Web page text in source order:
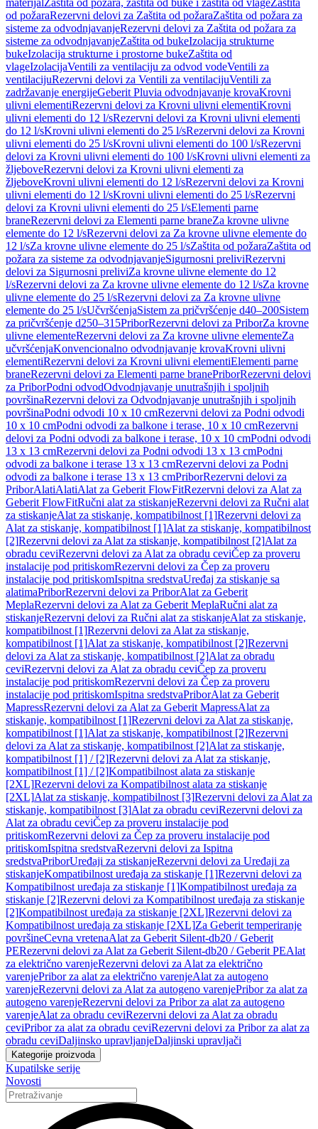
materijalZaštita od požara, zaštita od buke i zaštita od vlageZaštita
od požaraRezervni delovi za Zaštita od požaraZaštita od požara za
sisteme za odvodnjavanjeRezervni delovi za Zaštita od požara za
sisteme za odvodnjavanjeZaštita od bukeIzolacija strukturne
bukeIzolacija strukturne i prostorne bukeZaštita od
vlageIzolacijaVentili za ventilaciju za odvod vodeVentili za
ventilacijuRezervni delovi za Ventili za ventilacijuVentili za
zadržavanje energijeGeberit Pluvia odvodnjavanje krovaKrovni
ulivni elementiRezervni delovi za Krovni ulivni elementiKrovni
ulivni elementi do 12 l/sRezervni delovi za Krovni ulivni elementi
do 12 l/sKrovni ulivni elementi do 25 l/sRezervni delovi za Krovni
ulivni elementi do 25 l/sKrovni ulivni elementi do 100 l/sRezervni
delovi za Krovni ulivni elementi do 100 l/sKrovni ulivni elementi za
žljeboveRezervni delovi za Krovni ulivni elementi za
žljeboveKrovni ulivni elementi do 12 l/sRezervni delovi za Krovni
ulivni elementi do 12 l/sKrovni ulivni elementi do 25 l/sRezervni
delovi za Krovni ulivni elementi do 25 l/sElementi parne
braneRezervni delovi za Elementi parne braneZa krovne ulivne
elemente do 12 l/sRezervni delovi za Za krovne ulivne elemente do
12 l/sZa krovne ulivne elemente do 25 l/sZaštita od požaraZaštita od
požara za sisteme za odvodnjavanjeSigurnosni preliviRezervni
delovi za Sigurnosni preliviZa krovne ulivne elemente do 12
l/sRezervni delovi za Za krovne ulivne elemente do 12 l/sZa krovne
ulivne elemente do 25 l/sRezervni delovi za Za krovne ulivne
elemente do 25 l/sUčvršćenjaSistem za pričvršćenje d40–200Sistem
za pričvršćenje d250–315PriborRezervni delovi za PriborZa krovne
ulivne elementeRezervni delovi za Za krovne ulivne elementeZa
učvršćenjaKonvencionalno odvodnjavanje krovaKrovni ulivni
elementiRezervni delovi za Krovni ulivni elementiElementi parne
braneRezervni delovi za Elementi parne branePriborRezervni delovi
za PriborPodni odvodOdvodnjavanje unutrašnjih i spoljnih
površinaRezervni delovi za Odvodnjavanje unutrašnjih i spoljnih
površinaPodni odvodi 10 x 10 cmRezervni delovi za Podni odvodi
10 x 10 cmPodni odvodi za balkone i terase, 10 x 10 cmRezervni
delovi za Podni odvodi za balkone i terase, 10 x 10 cmPodni odvodi
13 x 13 cmRezervni delovi za Podni odvodi 13 x 13 cmPodni
odvodi za balkone i terase 13 x 13 cmRezervni delovi za Podni
odvodi za balkone i terase 13 x 13 cmPriborRezervni delovi za
PriborAlatiAlatiAlat za Geberit FlowFitRezervni delovi za Alat za
Geberit FlowFitRučni alat za stiskanjeRezervni delovi za Ručni alat
za stiskanjeAlat za stiskanje, kompatibilnost [1]Rezervni delovi za
Alat za stiskanje, kompatibilnost [1]Alat za stiskanje, kompatibilnost
[2]Rezervni delovi za Alat za stiskanje, kompatibilnost [2]Alat za
obradu ceviRezervni delovi za Alat za obradu ceviČep za proveru
instalacije pod pritiskomRezervni delovi za Čep za proveru
instalacije pod pritiskomIspitna sredstvaUređaj za stiskanje sa
alatimaPriborRezervni delovi za PriborAlat za Geberit
MeplaRezervni delovi za Alat za Geberit MeplaRučni alat za
stiskanjeRezervni delovi za Ručni alat za stiskanjeAlat za stiskanje,
kompatibilnost [1]Rezervni delovi za Alat za stiskanje,
kompatibilnost [1]Alat za stiskanje, kompatibilnost [2]Rezervni
delovi za Alat za stiskanje, kompatibilnost [2]Alat za obradu
ceviRezervni delovi za Alat za obradu ceviČep za proveru
instalacije pod pritiskomRezervni delovi za Čep za proveru
instalacije pod pritiskomIspitna sredstvaPriborAlat za Geberit
MapressRezervni delovi za Alat za Geberit MapressAlat za
stiskanje, kompatibilnost [1]Rezervni delovi za Alat za stiskanje,
kompatibilnost [1]Alat za stiskanje, kompatibilnost [2]Rezervni
delovi za Alat za stiskanje, kompatibilnost [2]Alat za stiskanje,
kompatibilnost [1] / [2]Rezervni delovi za Alat za stiskanje,
kompatibilnost [1] / [2]Kompatibilnost alata za stiskanje
[2XL]Rezervni delovi za Kompatibilnost alata za stiskanje
[2XL]Alat za stiskanje, kompatibilnost [3]Rezervni delovi za Alat za
stiskanje, kompatibilnost [3]Alat za obradu ceviRezervni delovi za
Alat za obradu ceviČep za proveru instalacije pod
pritiskomRezervni delovi za Čep za proveru instalacije pod
pritiskomIspitna sredstvaRezervni delovi za Ispitna
sredstvaPriborUređaji za stiskanjeRezervni delovi za Uređaji za
stiskanjeKompatibilnost uređaja za stiskanje [1]Rezervni delovi za
Kompatibilnost uređaja za stiskanje [1]Kompatibilnost uređaja za
stiskanje [2]Rezervni delovi za Kompatibilnost uređaja za stiskanje
[2]Kompatibilnost uređaja za stiskanje [2XL]Rezervni delovi za
Kompatibilnost uređaja za stiskanje [2XL]Za Geberit temperiranje
površineCevna vretenaAlat za Geberit Silent-db20 / Geberit
PERezervni delovi za Alat za Geberit Silent-db20 / Geberit PEAlat
za električno varenjeRezervni delovi za Alat za električno
varenjePribor za alat za električno varenjeAlat za autogeno
varenjeRezervni delovi za Alat za autogeno varenjePribor za alat za
autogeno varenjeRezervni delovi za Pribor za alat za autogeno
varenjeAlat za obradu ceviRezervni delovi za Alat za obradu
ceviPribor za alat za obradu ceviRezervni delovi za Pribor za alat za
obradu ceviDaljinsko upravljanjeDaljinski upravljači
Kategorije proizvoda
Kupatilske serije
Novosti